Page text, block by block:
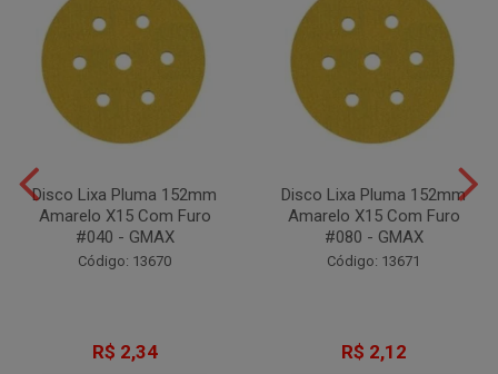
Disco Lixa Pluma 152mm
Amarelo X15 Com Furo
#040 - GMAX
Código: 13670
R$ 2,34
Disco Lixa Pluma 152mm
Amarelo X15 Com Furo
#080 - GMAX
Código: 13671
R$ 2,12